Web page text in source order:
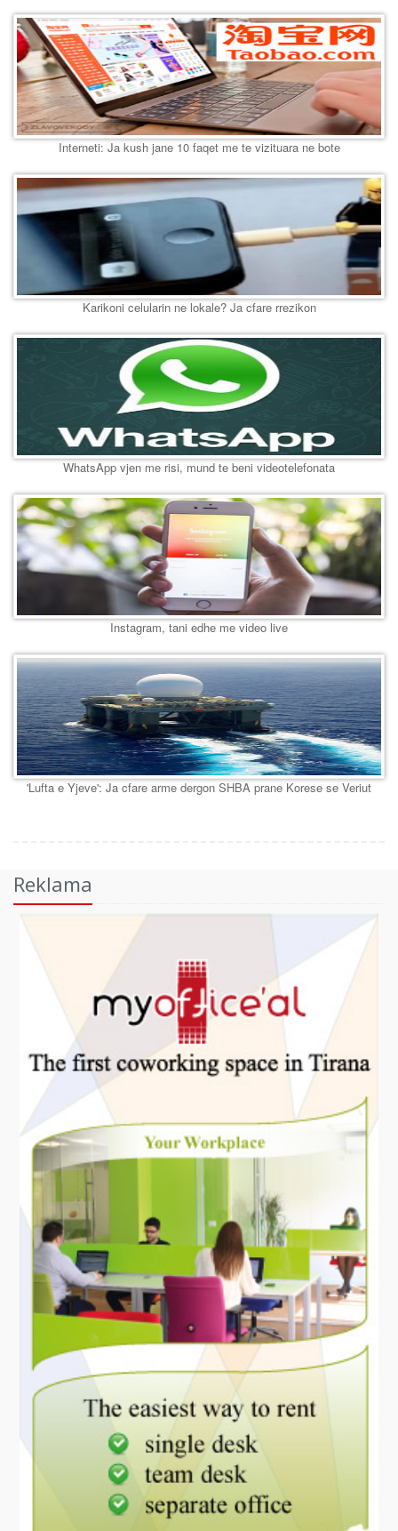
Interneti: Ja kush jane 10 faqet me te vizituara ne bote
Karikoni celularin ne lokale? Ja cfare rrezikon
WhatsApp vjen me risi, mund te beni videotelefonata
Instagram, tani edhe me video live
'Lufta e Yjeve': Ja cfare arme dergon SHBA prane Korese se Veriut
Reklama